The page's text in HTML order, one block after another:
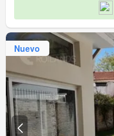
Nuevo